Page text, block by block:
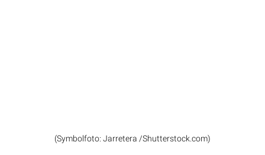
(Symbolfoto: Jarretera /Shutterstock.com)